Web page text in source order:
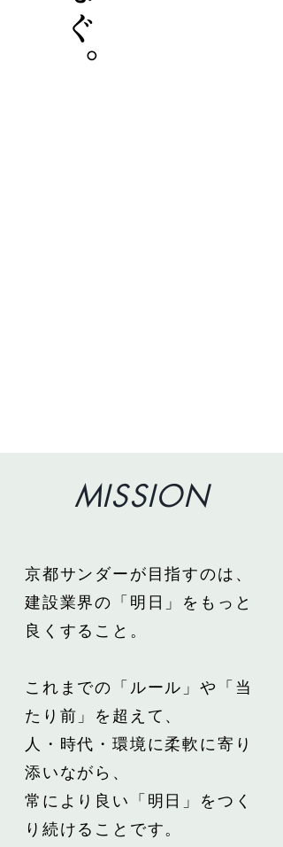
MISSION
京都サンダーが目指すのは、
建設業界の「明日」をもっと
良くすること。
これまでの「ルール」や「当
たり前」を超えて、
人・時代・環境に柔軟に寄り
添いながら、
常により良い「明日」をつく
り続けることです。